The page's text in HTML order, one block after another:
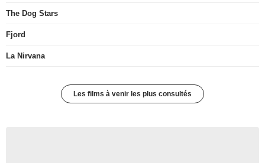
The Dog Stars
Fjord
La Nirvana
Les films à venir les plus consultés